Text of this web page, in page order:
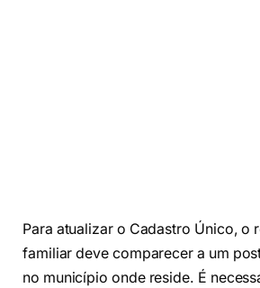
Para atualizar o Cadastro Único, o
familiar deve comparecer a um
no município onde reside. É